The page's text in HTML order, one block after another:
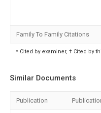
Family To Family Citations
* Cited by examiner, † Cited by
Similar Documents
Publication